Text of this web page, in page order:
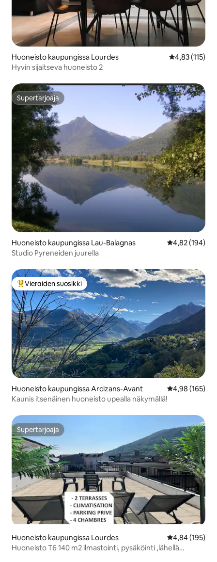
Huoneisto kaupungissa Lourdes
4,83 (115)
Hyvin sijaitseva huoneisto 2
Supertarjoaja
Supertarjoaja
Huoneisto kaupungissa Lau-Balagnas
4,82 (194)
Studio Pyreneiden juurella
Vieraiden suosikkien parhaimmistoa
Vieraiden suosikki
Huoneisto kaupungissa Arcizans-Avant
4,98 (165)
Kaunis itsenäinen huoneisto upealla näkymällä!
Supertarjoaja
Supertarjoaja
Huoneisto kaupungissa Lourdes
4,84 (195)
Huoneisto T6 140 m2 ilmastointi, pysäköinti ,lähellä